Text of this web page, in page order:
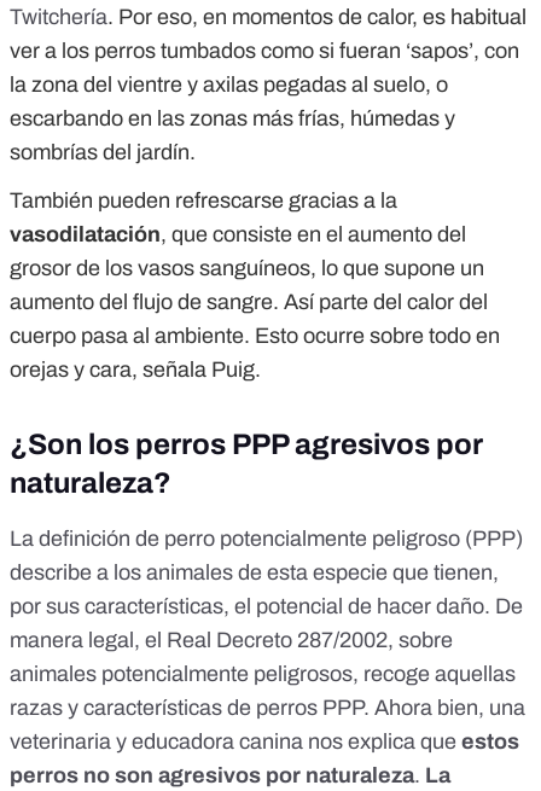
Twitchería. Por eso, en momentos de calor, es habitual
ver a los perros tumbados como si fueran ‘sapos’, con
la zona del vientre y axilas pegadas al suelo, o
escarbando en las zonas más frías, húmedas y
sombrías del jardín.
También pueden refrescarse gracias a la
vasodilatación, que consiste en el aumento del
grosor de los vasos sanguíneos, lo que supone un
aumento del flujo de sangre. Así parte del calor del
cuerpo pasa al ambiente. Esto ocurre sobre todo en
orejas y cara, señala Puig.
¿Son los perros PPP agresivos por
naturaleza?
La definición de perro potencialmente peligroso (PPP)
describe a los animales de esta especie que tienen,
por sus características, el potencial de hacer daño. De
manera legal, el Real Decreto 287/2002, sobre
animales potencialmente peligrosos, recoge aquellas
razas y características de perros PPP. Ahora bien, una
veterinaria y educadora canina nos explica que estos
perros no son agresivos por naturaleza. La